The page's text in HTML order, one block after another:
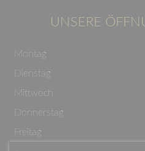
UNSERE
Montag
Dienstag
Mittwoch
Donnerstag
Freitag